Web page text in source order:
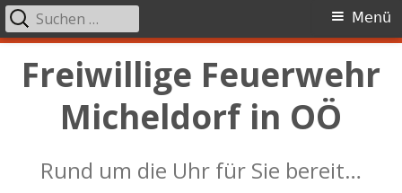
Freiwillige Feuerwehr
Micheldorf in OÖ
Rund um die Uhr für Sie bereit…
Primäres
Menü
Menü
Suchen
nach: